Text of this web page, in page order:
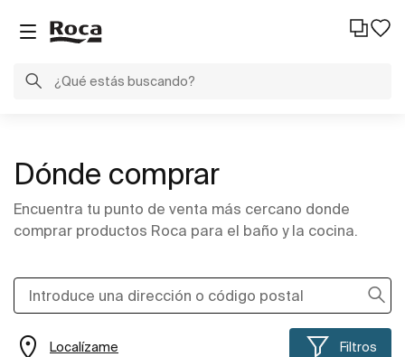
Dónde comprar
Encuentra tu punto de venta más cercano donde
comprar productos Roca para el baño y la cocina.
Localízame Filtros